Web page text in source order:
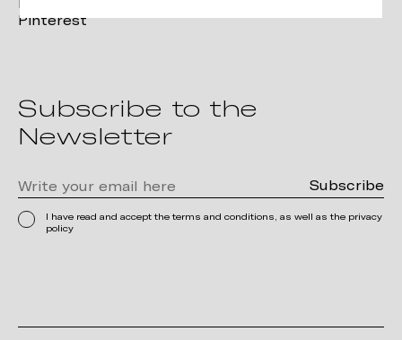
Linkedin
Pinterest
Subscribe to the
Newsletter
I have read and accept the terms and conditions, as well as the privacy
policy